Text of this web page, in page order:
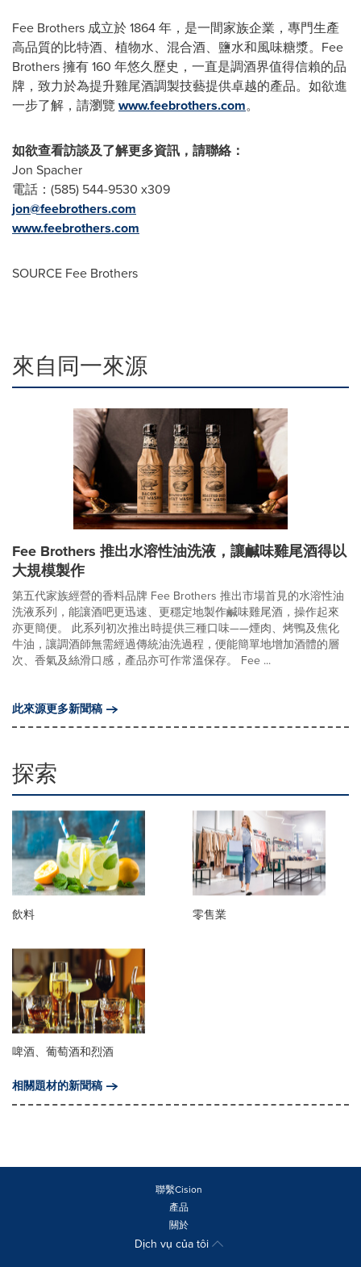
Fee Brothers成立於 1864 年，是一間家族企業，專門生產
高品質的比特酒、植物水、混合酒、鹽水和風味糖漿。Fee
Brothers 擁有 160 年悠久歷史，一直是調酒界值得信賴的品
牌，致力於為提升雞尾酒調製技藝提供卓越的產品。如欲進
一步了解，請瀏覽 www.feebrothers.com。
如欲查看訪談及了解更多資訊，請聯絡：
Jon Spacher
電話：(585) 544-9530 x309
jon@feebrothers.com
www.feebrothers.com
SOURCE Fee Brothers
來自同一來源
Fee Brothers 推出水溶性油洗液，讓鹹味雞尾酒得以
大規模製作
第五代家族經營的香料品牌 Fee Brothers 推出市場首見的水溶性油
洗液系列，能讓酒吧更迅速、更穩定地製作鹹味雞尾酒，操作起來
亦更簡便。 此系列初次推出時提供三種口味——煙肉、烤鴨及焦化
牛油，讓調酒師無需經過傳統油洗過程，便能簡單地增加酒體的層
次、香氣及絲滑口感，產品亦可作常溫保存。 Fee ...
此來源更多新聞稿
探索
飲料 零售業
啤酒、葡萄酒和烈酒
相關題材的新聞稿
聯繫Cision
產品
關於
Dịch vụ của tôi